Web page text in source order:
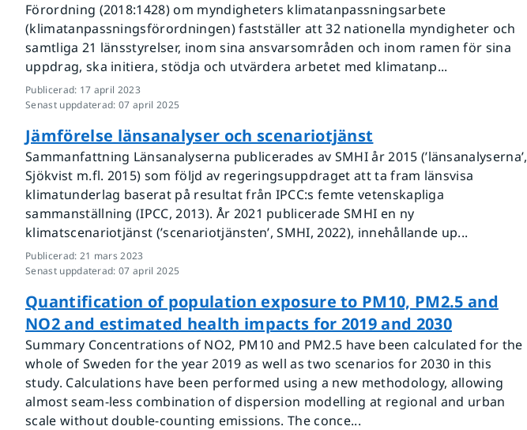
Förordning (2018:1428) om myndigheters klimatanpassningsarbete
(klimatanpassningsförordningen) fastställer att 32 nationella myndigheter och
samtliga 21 länsstyrelser, inom sina ansvarsområden och inom ramen för sina
uppdrag, ska initiera, stödja och utvärdera arbetet med klimatanp...
Publicerad: 17 april 2023
Senast uppdaterad:07 april 2025
Jämförelse länsanalyser och scenariotjänst
Sammanfattning Länsanalyserna publicerades av SMHI år 2015 (’länsanalyserna’,
Sjökvist m.fl. 2015) som följd av regeringsuppdraget att ta fram länsvisa
klimatunderlag baserat på resultat från IPCC:s femte vetenskapliga
sammanställning (IPCC, 2013). År 2021 publicerade SMHI en ny
klimatscenariotjänst (’scenariotjänsten’, SMHI, 2022), innehållande up...
Publicerad: 21 mars 2023
Senast uppdaterad:07 april 2025
Quantification of population exposure to PM10, PM2.5 and
NO2 and estimated health impacts for 2019 and 2030
Summary Concentrations of NO2, PM10 and PM2.5 have been calculated for the
whole of Sweden for the year 2019 as well as two scenarios for 2030 in this
study. Calculations have been performed using a new methodology, allowing
almost seam-less combination of dispersion modelling at regional and urban
scale without double-counting emissions. The conce...